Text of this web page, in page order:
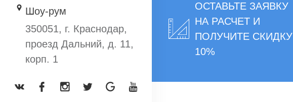
Шоу-рум
350051, г. Краснодар,
проезд Дальний, д. 11,
корп. 1
ОСТАВЬТЕ ЗАЯВКУ
НА РАСЧЕТ И
ПОЛУЧИТЕ СКИДКУ
10%